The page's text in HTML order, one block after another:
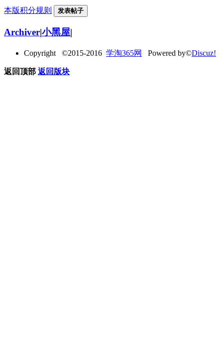
本版积分规则 发表帖子
Archiver|小黑屋|
Copyright ©2015-2016 学淘365网 Powered by©Discuz!
返回顶部 返回版块